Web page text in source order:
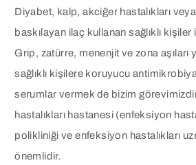
Diyabet, kalp, akciğer hastalıkları veya
baskılayan ilaç kullanan sağlıklı kişiler
Grip, zatürre, menenjit ve zona aşıları
sağlıklı kişilere koruyucu
serumlar vermek de bizim
hastalıkları hastanesi (enfeksiyon
polikliniği ve enfeksiyon hastalıkları
önemlidir.